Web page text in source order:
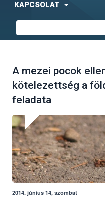
KAPCSOLAT
A mezei pocok
kötelezettség a
feladata
2014. június 14, szombat